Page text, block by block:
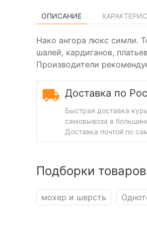
ОПИСАНИЕ
Нако ангора люкс симли.
шалей, кардиганов,
Производители
Доставка по
Быстрая доставка
самовывоза в
Доставка почтой по
Подборки
мохер и шерсть